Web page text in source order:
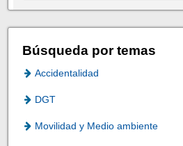
Búsqueda por temas
Accidentalidad
DGT
Movilidad y Medio ambiente